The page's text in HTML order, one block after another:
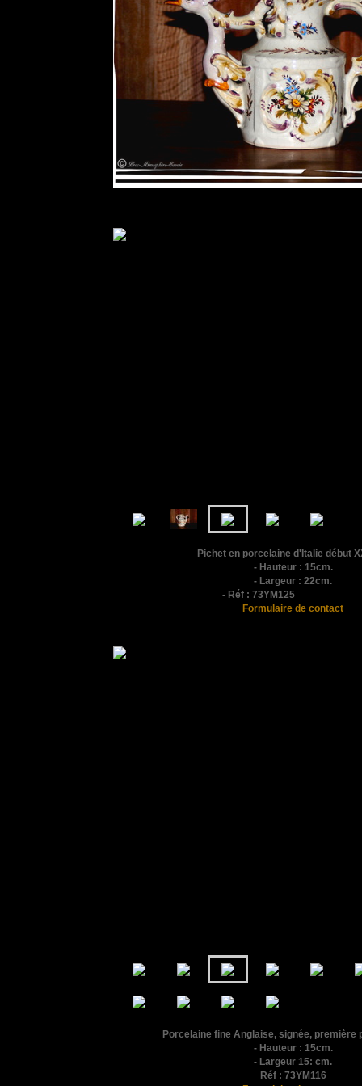
Pichet en porcelaine d'Italie début
- Hauteur : 15cm.
- Largeur : 22cm.
- Réf : 73YM125
Formulaire de contact
Porcelaine fine Anglaise, signée, première
- Hauteur : 15cm.
- Largeur 15: cm.
Réf : 73YM116